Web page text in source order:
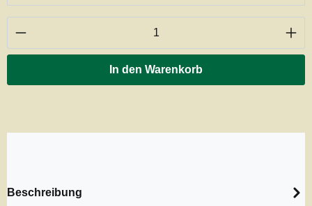
Produkt Anzahl: Gib den gewünschten
In den Warenkorb
Beschreibung